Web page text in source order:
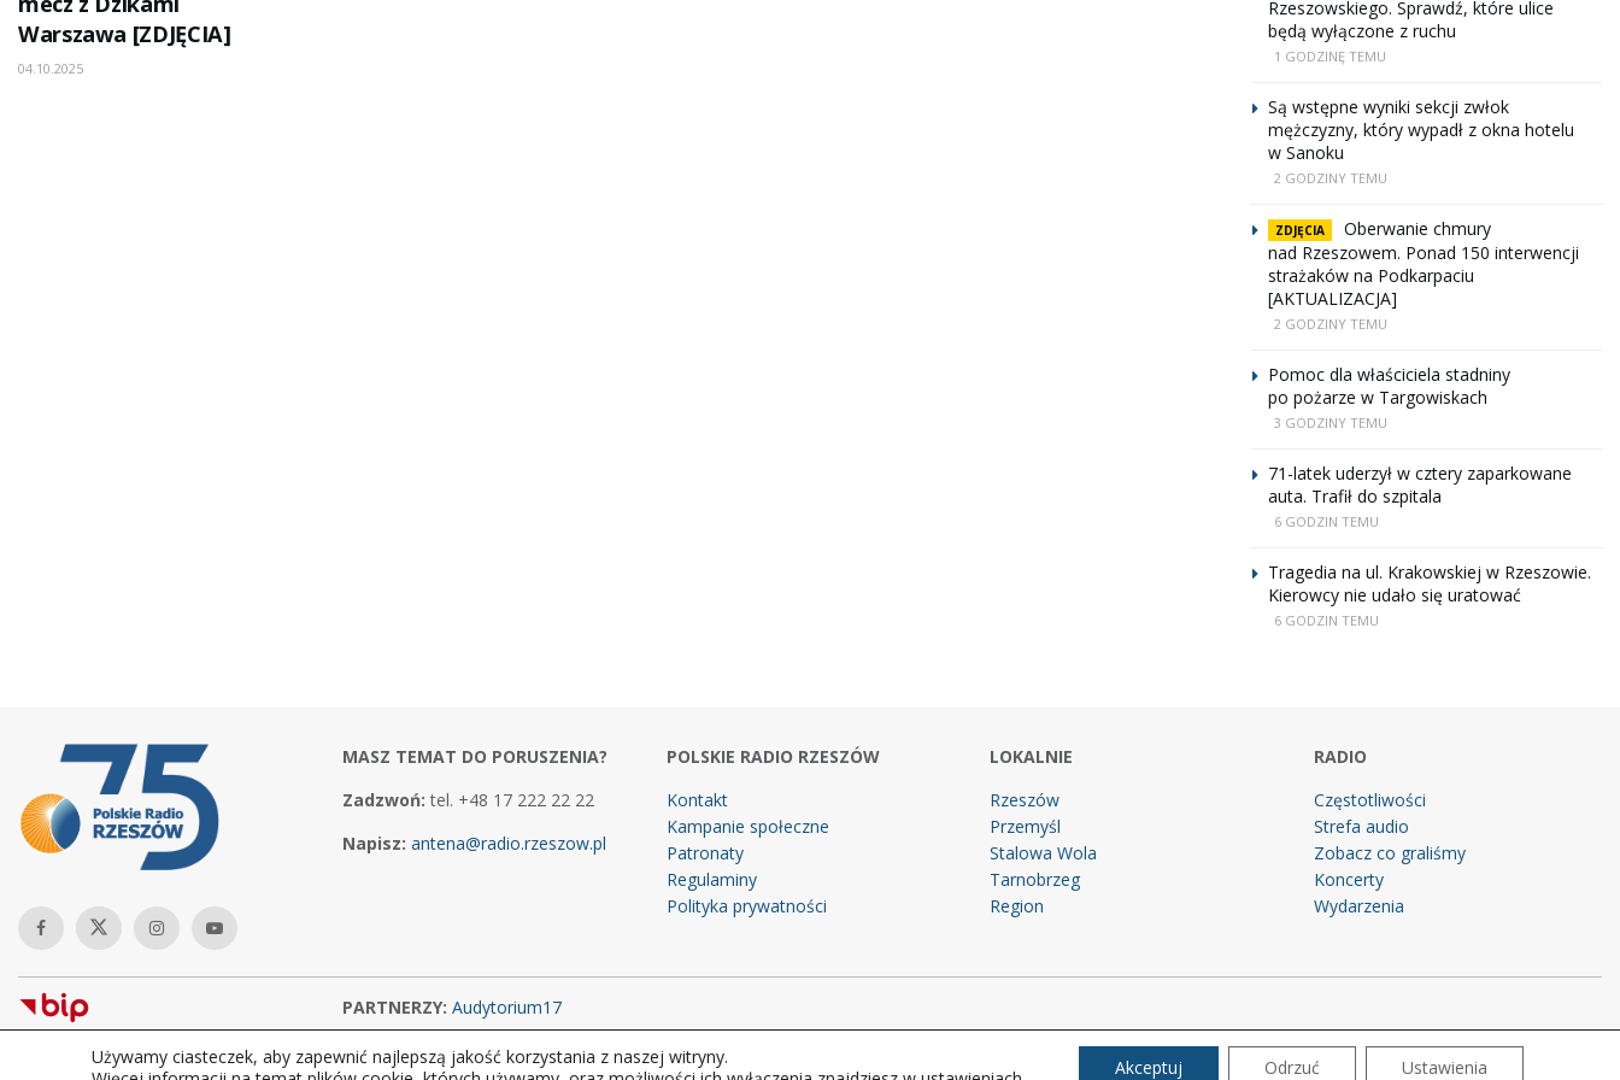
Warszawa [ZDJĘCIA]
04.10.2025
Rzeszowskiego. Sprawdź, które ulice
będą wyłączone z ruchu
1 GODZINĘ TEMU
Są wstępne wyniki sekcji zwłok
mężczyzny, który wypadł z okna hotelu
w Sanoku
2 GODZINY TEMU
ZDJĘCIA
Oberwanie chmury
nad Rzeszowem. Ponad 150 interwencji
strażaków na Podkarpaciu
[AKTUALIZACJA]
2 GODZINY TEMU
Pomoc dla właściciela stadniny
po pożarze w Targowiskach
3 GODZINY TEMU
71-latek uderzył w cztery zaparkowane
auta. Trafił do szpitala
6 GODZIN TEMU
Tragedia na ul. Krakowskiej w Rzeszowie.
Kierowcy nie udało się uratować
6 GODZIN TEMU
MASZ TEMAT DO PORUSZENIA?
Zadzwoń: tel. +48 17 222 22 22
Napisz: antena@radio.rzeszow.pl
POLSKIE RADIO RZESZÓW
Kontakt
Kampanie społeczne
Patronaty
Regulaminy
Polityka prywatności
LOKALNIE
Rzeszów
Przemyśl
Stalowa Wola
Tarnobrzeg
Region
RADIO
Częstotliwości
Strefa audio
Zobacz co graliśmy
Koncerty
Wydarzenia
PARTNERZY: Audytorium17
Copyright © 2026Polskie Radio Rzeszów S.A. w likwidacj. Wszelkie prawa zastrzeżone.
Używamy ciasteczek, aby zapewnić najlepszą jakość korzystania z naszej witryny.
Akceptuj Odrzuć Ustawienia